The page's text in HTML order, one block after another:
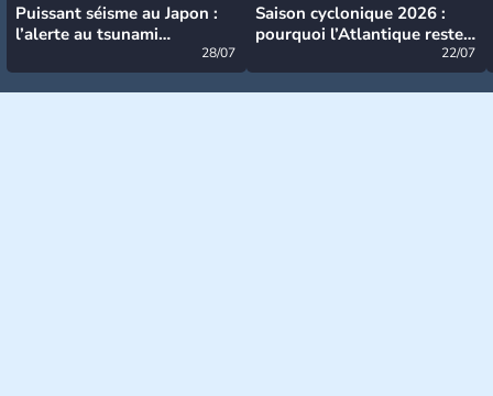
Puissant séisme au Japon :
l’alerte au tsunami
28/07
Saison cyclonique 2026 :
pourquoi l’Atlantique reste
22/07